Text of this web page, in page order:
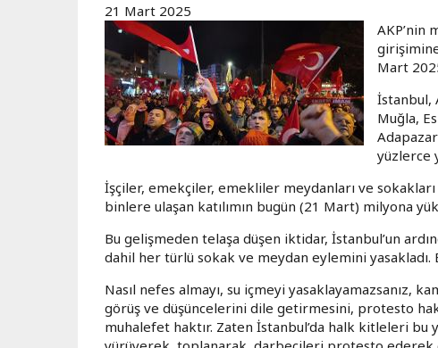
21 Mart 2025
AKP’nin
Mart
İstanbul,
Muğla,
yüzlerce
İşçiler, emekçiler, emekliler meydanları ve
binlere ulaşan katılımın bugün (21 Mart) milyona
Bu gelişmeden telaşa düşen iktidar, İstanbul’un
dahil her türlü sokak ve meydan eylemini yasakladı.
Nasıl nefes almayı, su içmeyi yasaklayamazsanız,
görüş ve düşüncelerini dile getirmesini, protesto
muhalefet haktır. Zaten İstanbul’da halk kitleleri bu